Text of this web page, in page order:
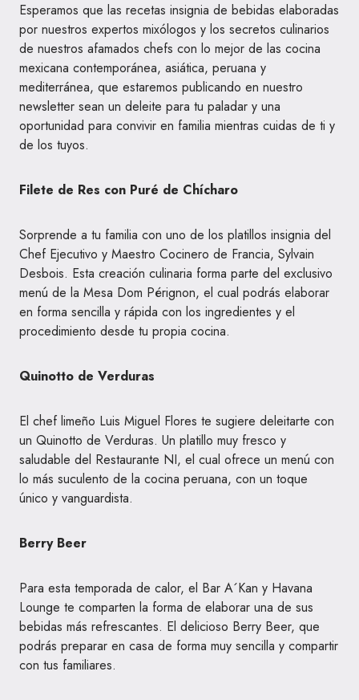
Esperamos que las recetas insignia de bebidas elaboradas
por nuestros expertos mixólogos y los secretos culinarios
de nuestros afamados chefs con lo mejor de las cocina
mexicana contemporánea, asiática, peruana y
mediterránea, que estaremos publicando en nuestro
newsletter sean un deleite para tu paladar y una
oportunidad para convivir en familia mientras cuidas de ti y
de los tuyos.
Filete de Res con Puré de Chícharo
Sorprende a tu familia con uno de los platillos insignia del
Chef Ejecutivo y Maestro Cocinero de Francia, Sylvain
Desbois. Esta creación culinaria forma parte del exclusivo
menú de la Mesa Dom Pérignon, el cual podrás elaborar
en forma sencilla y rápida con los ingredientes y el
procedimiento desde tu propia cocina.
Quinotto de Verduras
El chef limeño Luis Miguel Flores te sugiere deleitarte con
un Quinotto de Verduras. Un platillo muy fresco y
saludable del Restaurante NI, el cual ofrece un menú con
lo más suculento de la cocina peruana, con un toque
único y vanguardista.
Berry Beer
Para esta temporada de calor, el Bar A´Kan y Havana
Lounge te comparten la forma de elaborar una de sus
bebidas más refrescantes. El delicioso Berry Beer, que
podrás preparar en casa de forma muy sencilla y compartir
con tus familiares.